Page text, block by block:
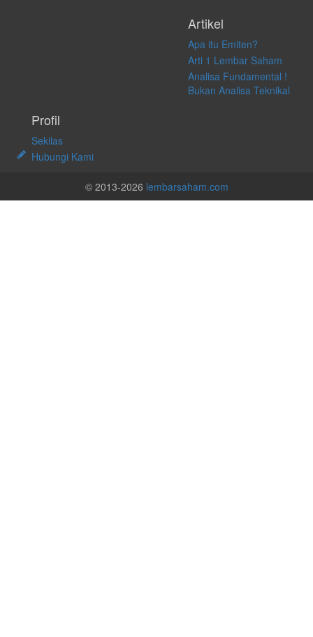
Artikel
Apa itu Emiten?
Arti 1 Lembar Saham
Analisa Fundamental !
Bukan Analisa Teknikal
Profil
Sekilas
Hubungi Kami
© 2013-2026 lembarsaham.com